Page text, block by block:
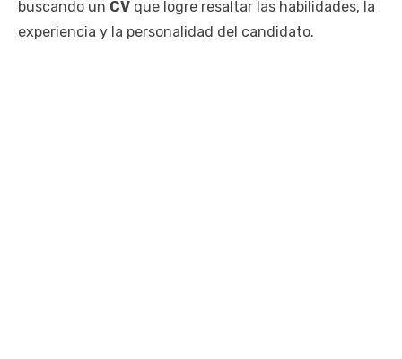
buscando un CV que logre resaltar las habilidades, la
experiencia y la personalidad del candidato.